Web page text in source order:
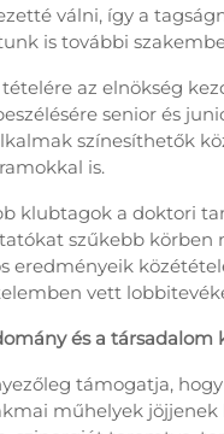
válni, így a
is további
az elnökség
senior és
színesíthetők
is.
klubtagok a doktori
szűkebb körben
eredményeik
vett
és a társadalom
támogatja,
műhelyek